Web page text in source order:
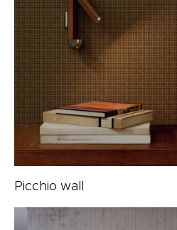
Picchio wall